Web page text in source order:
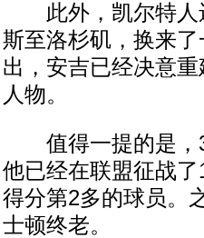
此外，凯尔特人
斯至洛杉矶，换来
出，安吉已经决意
人物。
值得一提的是，
他已经在联盟征战
得分第2多的球员。
士顿终老。